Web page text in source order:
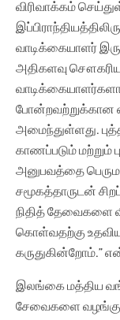
விரிவாக்கம்
வாடிக்கையாளர்
அதிகளவு
போன்றவற்றுக்கான
அமைந்துள்ளது.
காணப்படும் மற்றும்
அனுபவத்தை
சமூகத்தாருடன்
நிதித் தேவைகளை
கொள்வதற்கு
கருதுகின்றோம்.”
இலங்கை மத்திய
சேவைகளை வழங்கும்